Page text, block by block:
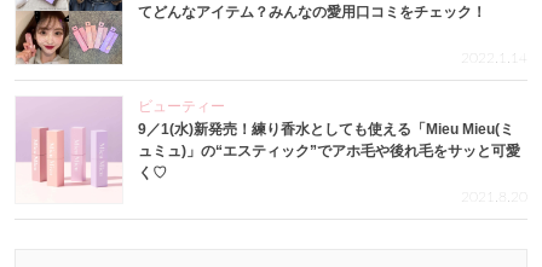
てどんなアイテム？みんなの愛用口コミをチェック！
2022.1.14
ビューティー
9／1(水)新発売！練り香水としても使える「Mieu Mieu(ミ
ュミュ)」の“エスティック”でアホ毛や後れ毛をサッと可愛
く♡
2021.8.20